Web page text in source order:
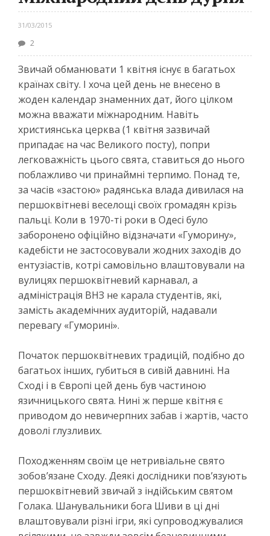
31/03/2015
2
Звичай обманювати 1 квітня існує в багатьох
країнах світу. І хоча цей день не внесено в
жоден календар знаменних дат, його цілком
можна вважати міжнародним. Навіть
християнська церква (1 квітня зазвичай
припадає на час Великого посту), попри
легковажність цього свята, ставиться до нього
поблажливо чи принаймні терпимо. Понад те,
за часів «застою» радянська влада дивилася на
першоквітневі веселощі своїх громадян крізь
пальці. Коли в 1970-ті роки в Одесі було
заборонено офіційно відзначати «Гуморину»,
кадебісти не застосовували жодних заходів до
ентузіастів, котрі самовільно влаштовували на
вулицях першоквітневий карнавал, а
адміністрація ВНЗ не карала студентів, які,
замість академічних аудиторій, надавали
перевагу «Гуморині».
Початок першоквітневих традицій, подібно до
багатьох інших, губиться в сивій давнині. На
Сході і в Європі цей день був частиною
язичницького свята. Нині ж перше квітня є
приводом до невичерпних забав і жартів, часто
доволі глузливих.
Походженням своїм це нетривіальне свято
зобов’язане Сходу. Деякі дослідники пов’язують
першоквітневий звичай з індійським святом
Голака. Шанувальники бога Шиви в ці дні
влаштовували різні ігри, які супроводжувалися